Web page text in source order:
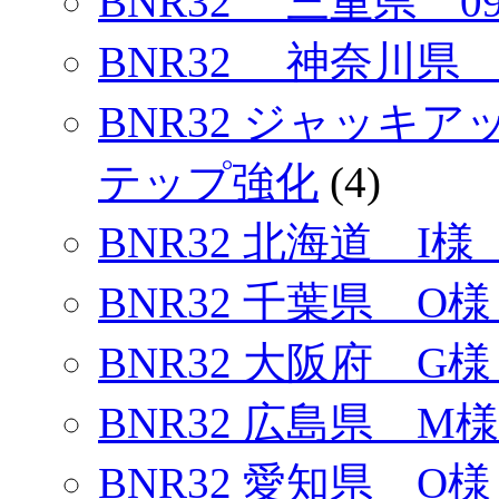
BNR32 神奈川県
BNR32 ジャッキ
テップ強化 (4)
BNR32 北海道 I様
BNR32 千葉県 O
BNR32 大阪府 G
BNR32 広島県 M
BNR32 愛知県 O